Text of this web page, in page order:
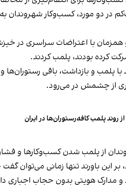
در دو مورد، کسب‌وکار شهروندان
برخورد در گذشته هم سابقه داشته و به عنوان مثال در
کرده بودند، پلمب کردند.
و بازداشت، باقی رستوران‌ها و
از چشمش در می‌رود.
روند پلمب کافه‌رستوران‌ها در ایران
این باورند تنها زمانی می‌توان
مدارک هویتی بدون حجاب اجباری